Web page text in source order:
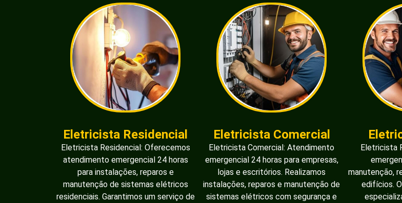
Eletricista Residencial
Eletricista Residencial: Oferecemos
atendimento emergencial 24 horas
para instalações, reparos e
manutenção de sistemas elétricos
residenciais. Garantimos um serviço de
Eletricista Comercial
Eletricista Comercial: Atendimento
emergencial 24 horas para empresas,
lojas e escritórios. Realizamos
instalações, reparos e manutenção de
sistemas elétricos com segurança e
Eletricista
manutenção,
edifícios.